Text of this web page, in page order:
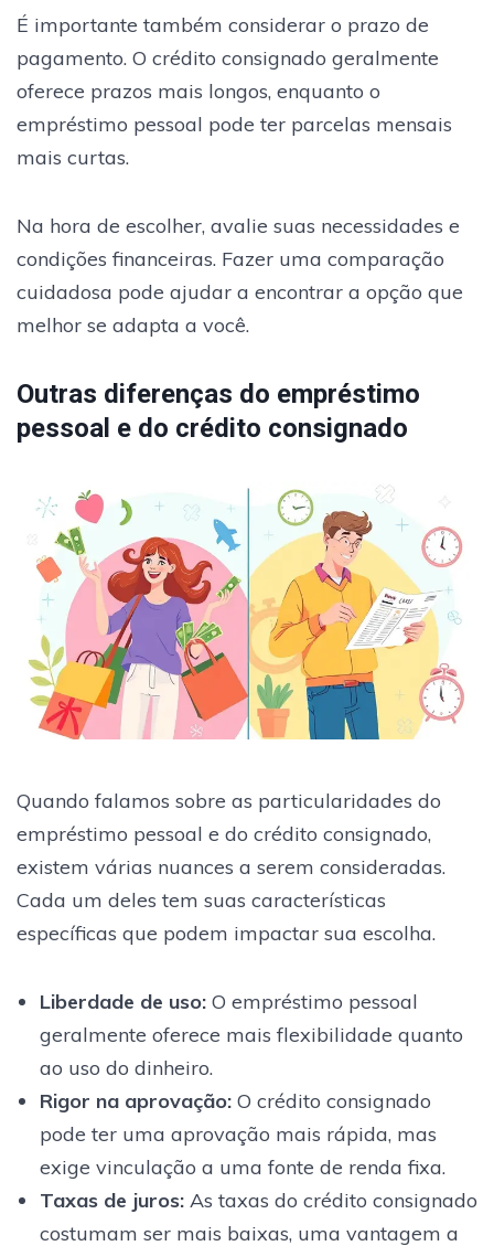
É importante também considerar o prazo de
pagamento. O crédito consignado geralmente
oferece prazos mais longos, enquanto o
empréstimo pessoal pode ter parcelas mensais
mais curtas.
Na hora de escolher, avalie suas necessidades e
condições financeiras. Fazer uma comparação
cuidadosa pode ajudar a encontrar a opção que
melhor se adapta a você.
Outras diferenças do empréstimo
pessoal e do crédito consignado
Quando falamos sobre as particularidades do
empréstimo pessoal e do crédito consignado,
existem várias nuances a serem consideradas.
Cada um deles tem suas características
específicas que podem impactar sua escolha.
Liberdade de uso:O empréstimo pessoal
geralmente oferece mais flexibilidade quanto
ao uso do dinheiro.
Rigor na aprovação:O crédito consignado
pode ter uma aprovação mais rápida, mas
exige vinculação a uma fonte de renda fixa.
Taxas de juros:As taxas do crédito consignado
costumam ser mais baixas, uma vantagem a